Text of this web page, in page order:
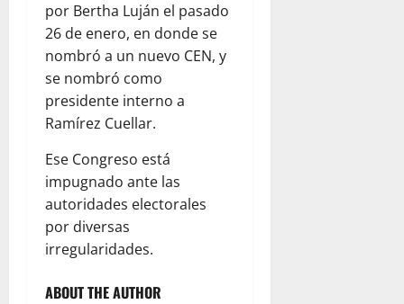
por Bertha Luján el pasado
26 de enero, en donde se
nombró a un nuevo CEN, y
se nombró como
presidente interno a
Ramírez Cuellar.
Ese Congreso está
impugnado ante las
autoridades electorales
por diversas
irregularidades.
ABOUT THE AUTHOR